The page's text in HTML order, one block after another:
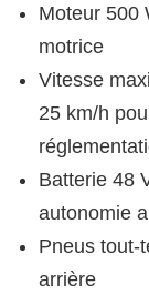
Moteur 500
motrice
Vitesse
25 km/h
Batterie 48
autonomie
Pneus
arrière